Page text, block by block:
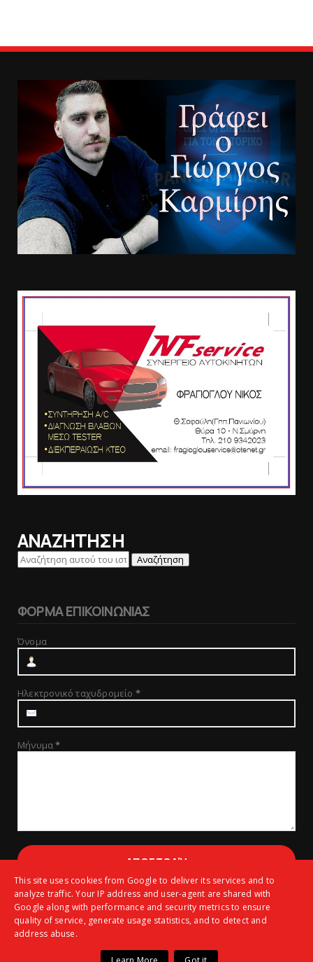
ΑΝΑΖΗΤΗΣΗ
ΦΟΡΜΑ ΕΠΙΚΟΙΝΩΝΙΑΣ
Όνομα
Ηλεκτρονικό ταχυδρομείο *
Μήνυμα*
ΕΤΙΚΈΤΕΣ
ΜΠΑΣΚΕΤ ΕΠΙΚΑΙΡΟΤΗΤΑ ΒΟΛΕΙ
This site uses cookies from Google to deliver its services and to
analyze traffic. Your IP address and user-agent are shared with
Google along with performance and security metrics to ensure
quality of service, generate usage statistics, and to detect and
address abuse.